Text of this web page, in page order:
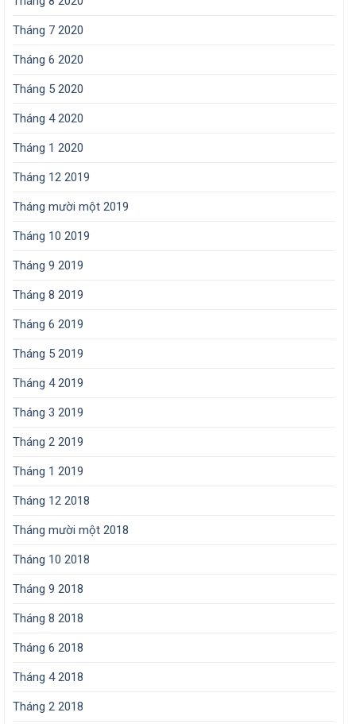
Tháng 7 2020
Tháng 6 2020
Tháng 5 2020
Tháng 4 2020
Tháng 1 2020
Tháng 12 2019
Tháng mười một 2019
Tháng 10 2019
Tháng 9 2019
Tháng 8 2019
Tháng 6 2019
Tháng 5 2019
Tháng 4 2019
Tháng 3 2019
Tháng 2 2019
Tháng 1 2019
Tháng 12 2018
Tháng mười một 2018
Tháng 10 2018
Tháng 9 2018
Tháng 8 2018
Tháng 6 2018
Tháng 4 2018
Tháng 2 2018